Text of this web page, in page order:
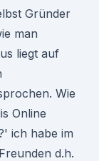
Gründer
man
liegt auf
Wie
Online
ich habe im
d.h.